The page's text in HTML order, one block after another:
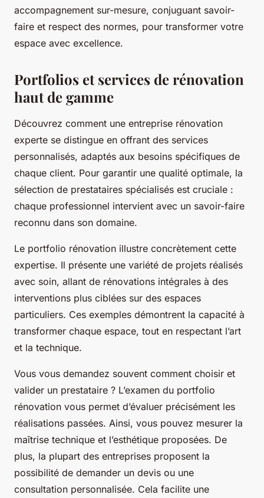
accompagnement sur-mesure, conjuguant savoir-
faire et respect des normes, pour transformer votre
espace avec excellence.
Portfolios et services de rénovation
haut de gamme
Découvrez comment une entreprise rénovation
experte se distingue en offrant des services
personnalisés, adaptés aux besoins spécifiques de
chaque client. Pour garantir une qualité optimale, la
sélection de prestataires spécialisés est cruciale :
chaque professionnel intervient avec un savoir-faire
reconnu dans son domaine.
Le portfolio rénovation illustre concrètement cette
expertise. Il présente une variété de projets réalisés
avec soin, allant de rénovations intégrales à des
interventions plus ciblées sur des espaces
particuliers. Ces exemples démontrent la capacité à
transformer chaque espace, tout en respectant l’art
et la technique.
Vous vous demandez souvent comment choisir et
valider un prestataire ? L’examen du portfolio
rénovation vous permet d’évaluer précisément les
réalisations passées. Ainsi, vous pouvez mesurer la
maîtrise technique et l’esthétique proposées. De
plus, la plupart des entreprises proposent la
possibilité de demander un devis ou une
consultation personnalisée. Cela facilite une